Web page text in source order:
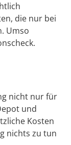
die nur bei
Umso
nicht nur für
und
Kosten
nichts zu tun